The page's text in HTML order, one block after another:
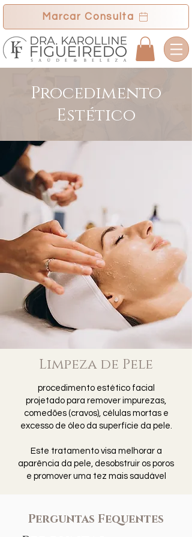
Marcar Consulta
Procedimento
Estético
Limpeza de Pele
procedimento estético facial
projetado para remover impurezas,
comedões (cravos), células mortas e
excesso de óleo da superfície da pele.
Este tratamento visa melhorar a
aparência da pele, desobstruir os poros
e promover uma tez mais saudável
Perguntas Fequentes